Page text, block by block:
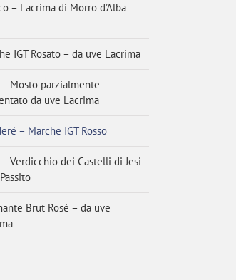
– Lacrima di Morro d’Alba
IGT Rosato – da uve Lacrima
Mosto parzialmente
da uve Lacrima
– Marche IGT Rosso
Verdicchio dei Castelli di Jesi
Brut Rosè – da uve